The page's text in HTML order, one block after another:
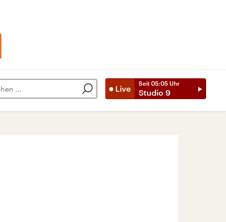
Live
Seit 05:05 Uhr
Studio 9